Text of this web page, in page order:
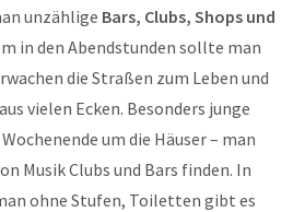
unzählige Bars, Clubs, Shops und
in den Abendstunden sollte man
die Straßen zum Leben und
vielen Ecken. Besonders junge
um die Häuser – man
Musik Clubs und Bars finden. In
ohne Stufen, Toiletten gibt es